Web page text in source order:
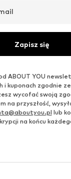
Zapisz się
ABOUT YOU
i kuponach zgodnie
wycofać swoją
na przyszłość,
lub
na końcu